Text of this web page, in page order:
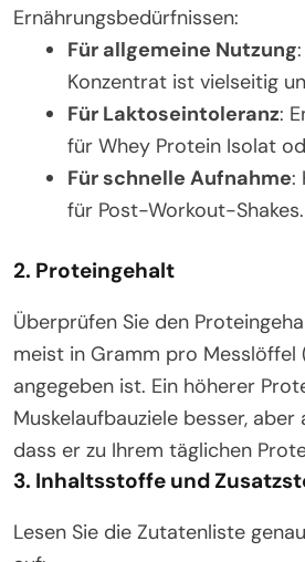
Ernährungsbedürfnissen:
Für allgemeine Nutzung
Konzentrat ist vielseitig
Für Laktoseintoleranz:
für Whey Protein Isolat
Für schnelle Aufnahme:
für Post-Workout-Shakes.
2. Proteingehalt
Überprüfen Sie den
meist in Gramm pro Messlöffel
angegeben ist. Ein höherer
Muskelaufbauziele besser, aber
dass er zu Ihrem täglichen
3. Inhaltsstoffe und
Lesen Sie die Zutatenliste